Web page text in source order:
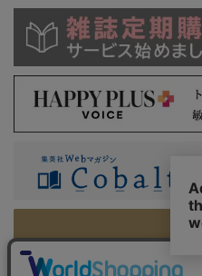
PC